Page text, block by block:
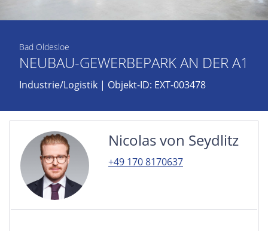
Bad Oldesloe
NEUBAU-GEWERBEPARK AN DER A1
Industrie/Logistik | Objekt-ID: EXT-003478
Nicolas von Seydlitz
+49 170 8170637